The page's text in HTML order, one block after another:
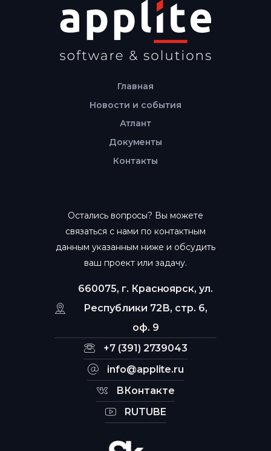
Главная
Новости и события
Атлант
Документы
Контакты
Остались вопросы? Вы можете
связаться с нами по контактным
данным указанным ниже и обсудить
ваш проект или задачу.
660075, г. Красноярск, ул.
Республики 72В, стр. 6,
оф. 9
+7 (391) 2739043
info@applite.ru
ВКонтакте
RUTUBE